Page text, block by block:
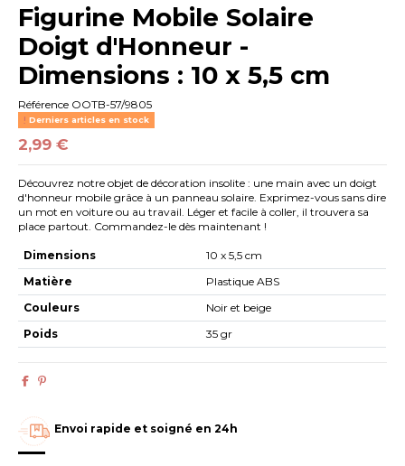
Figurine Mobile Solaire
Doigt d'Honneur -
Dimensions : 10 x 5,5 cm
Référence OOTB-57/9805
Derniers articles en stock
2,99 €
Découvrez notre objet de décoration insolite : une main avec un doigt
d'honneur mobile grâce à un panneau solaire. Exprimez-vous sans dire
un mot en voiture ou au travail. Léger et facile à coller, il trouvera sa
place partout. Commandez-le dès maintenant !
Dimensions
10 x 5,5 cm
Matière
Plastique ABS
Couleurs
Noir et beige
Poids
35 gr
Envoi rapide et soigné en 24h